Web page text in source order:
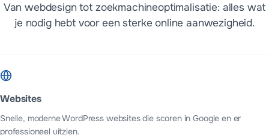
Van webdesign tot zoekmachineoptimalisatie: alles wat
je nodig hebt voor een sterke online aanwezigheid.
Websites
Snelle, moderne WordPress websites die scoren in Google en er
professioneel uitzien.